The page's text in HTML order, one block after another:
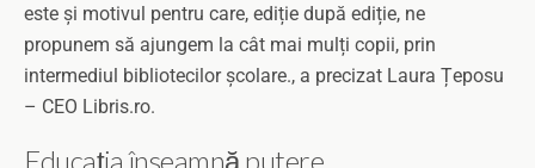
este și motivul pentru care, ediție după ediție, ne
propunem să ajungem la cât mai mulți copii, prin
intermediul bibliotecilor școlare., a precizat Laura Țeposu
– CEO Libris.ro.
Educația înseamnă putere